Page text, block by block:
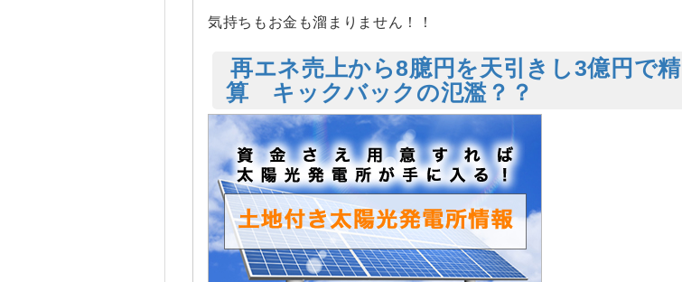
気持ちもお金も溜まりません！！
再エネ売上から8臆円を天引きし3億円で精
算 キックバックの氾濫？？